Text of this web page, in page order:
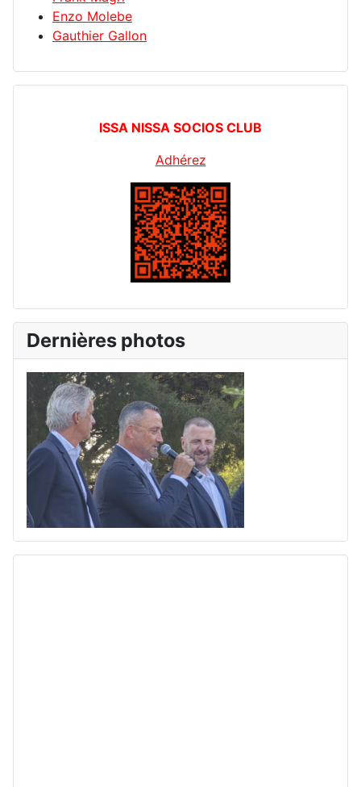
Enzo Molebe
Gauthier Gallon
ISSA NISSA SOCIOS CLUB
Adhérez
Dernières photos